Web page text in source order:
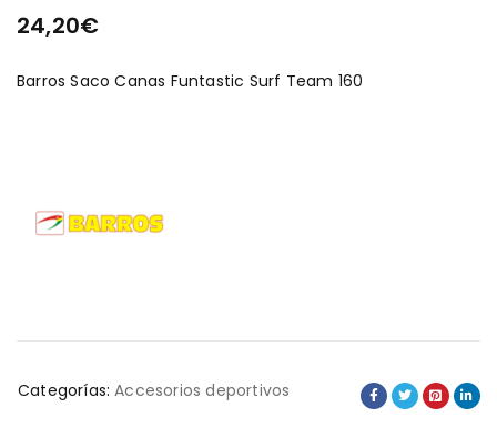
24,20€
Barros Saco Canas Funtastic Surf Team 160
Categorías: Accesorios deportivos